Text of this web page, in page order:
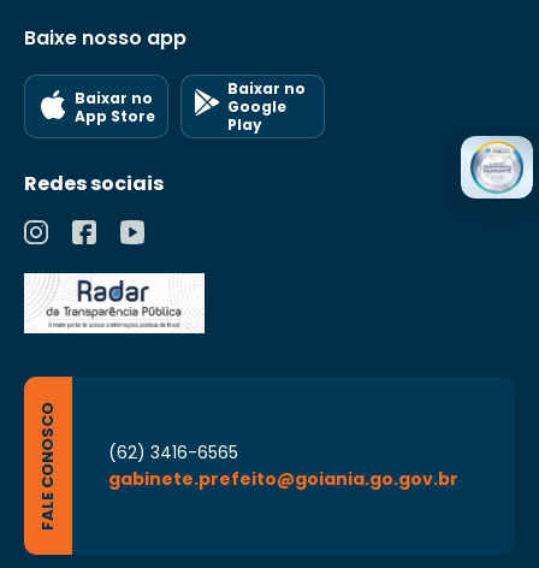
Baixe nosso app
Baixar no
App Store
Baixar no
Google
Play
Redes sociais
FALE CONOSCO
(62) 3416-6565
gabinete.prefeito@goiania.go.gov.br